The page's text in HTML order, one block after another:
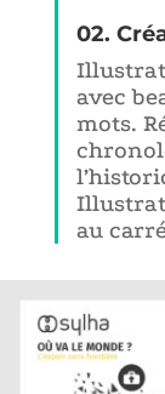
02.
avec
mots.
au